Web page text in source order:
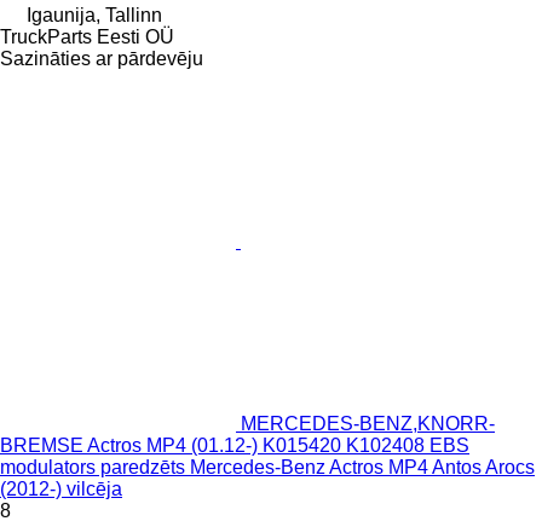
Igaunija, Tallinn
TruckParts Eesti OÜ
Sazināties ar pārdevēju
MERCEDES-BENZ,KNORR-
BREMSE Actros MP4 (01.12-) K015420 K102408 EBS
modulators paredzēts Mercedes-Benz Actros MP4 Antos Arocs
(2012-) vilcēja
8